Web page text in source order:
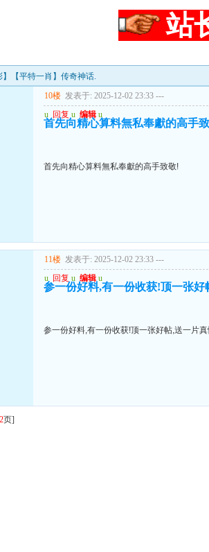
站
】【平特一肖】传奇神话.
10楼 发表于: 2025-12-02 23:33 ---
u 回复 u 编辑 u
首先向精心算料無私奉獻的高手
首先向精心算料無私奉獻的高手致敬!
11楼 发表于: 2025-12-02 23:33 ---
u 回复 u 编辑 u
参一份好料,有一份收获!顶一张
参一份好料,有一份收获!顶一张好帖,送一片
2页]